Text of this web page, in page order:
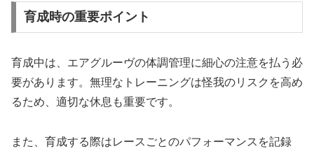
育成時の重要ポイント
育成中は、エアグルーヴの体調管理に細心の注意を払う必
要があります。無理なトレーニングは怪我のリスクを高め
るため、適切な休息も重要です。
また、育成する際はレースごとのパフォーマンスを記録